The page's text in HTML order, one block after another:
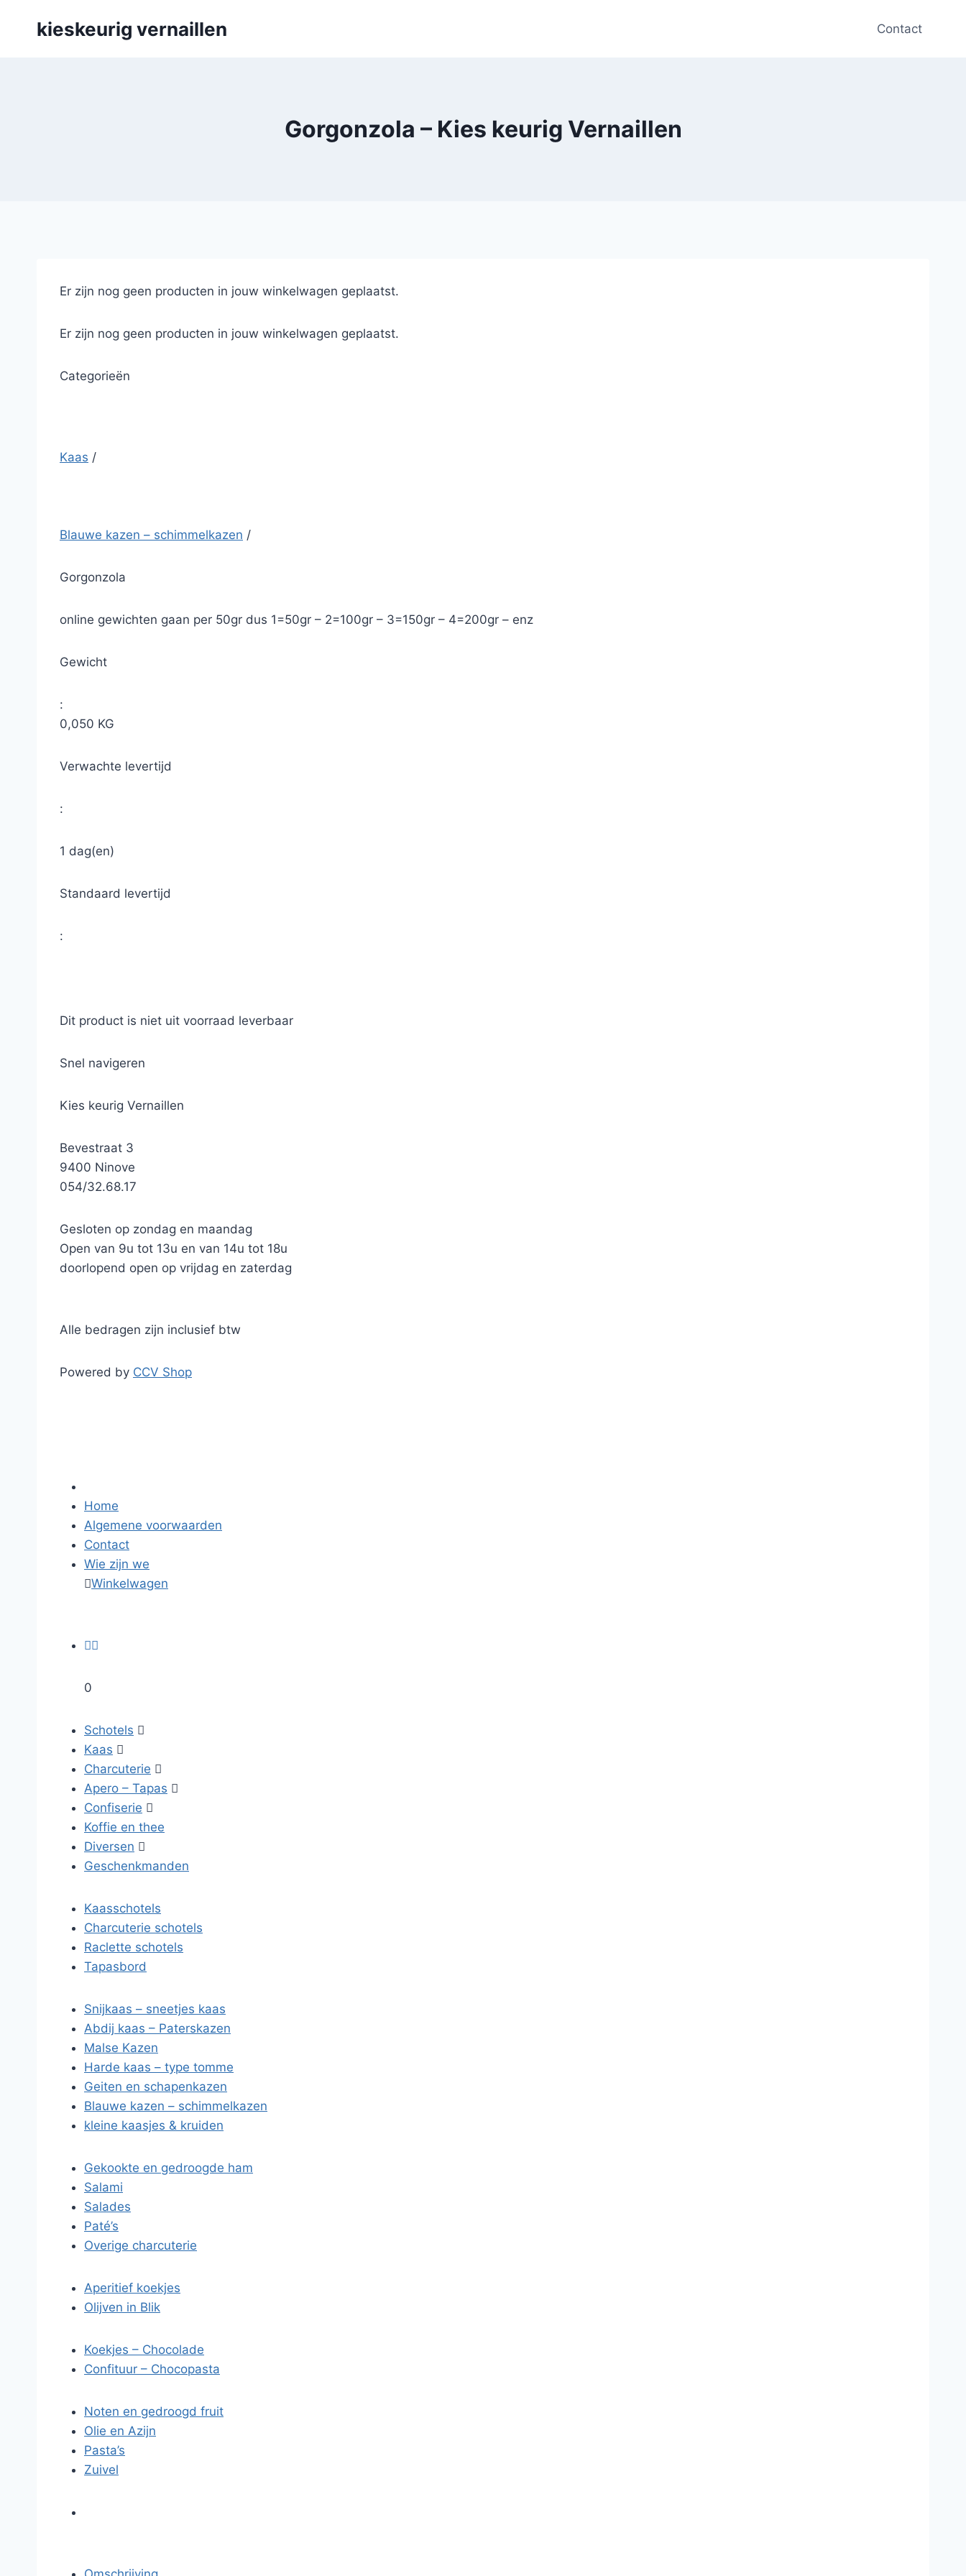
kieskeurig vernaillen Contact
Gorgonzola – Kies keurig Vernaillen
Er zijn nog geen producten in jouw winkelwagen geplaatst.
Er zijn nog geen producten in jouw winkelwagen geplaatst.
Categorieën
Kaas /
Blauwe kazen – schimmelkazen /
Gorgonzola
online gewichten gaan per 50gr dus 1=50gr – 2=100gr – 3=150gr – 4=200gr – enz
Gewicht
:
0,050 KG
Verwachte levertijd
:
1 dag(en)
Standaard levertijd
:
Dit product is niet uit voorraad leverbaar
Snel navigeren
Kies keurig Vernaillen
Bevestraat 3
9400 Ninove
054/32.68.17
Gesloten op zondag en maandag
Open van 9u tot 13u en van 14u tot 18u
doorlopend open op vrijdag en zaterdag
Alle bedragen zijn inclusief btw
Powered by CCV Shop
Home
Algemene voorwaarden
Contact
Wie zijn we
Winkelwagen

0
Schotels 
Kaas 
Charcuterie 
Apero – Tapas 
Confiserie 
Koffie en thee
Diversen 
Geschenkmanden
Kaasschotels
Charcuterie schotels
Raclette schotels
Tapasbord
Snijkaas – sneetjes kaas
Abdij kaas – Paterskazen
Malse Kazen
Harde kaas – type tomme
Geiten en schapenkazen
Blauwe kazen – schimmelkazen
kleine kaasjes & kruiden
Gekookte en gedroogde ham
Salami
Salades
Paté’s
Overige charcuterie
Aperitief koekjes
Olijven in Blik
Koekjes – Chocolade
Confituur – Chocopasta
Noten en gedroogd fruit
Olie en Azijn
Pasta’s
Zuivel